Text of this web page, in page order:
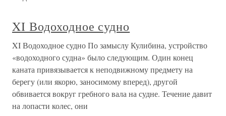
XI Водоходное судно
XI Водоходное судно По замыслу Кулибина, устройство
«водоходного судна» было следующим. Один конец
каната привязывается к неподвижному предмету на
берегу (или якорю, заносимому вперед), другой
обвивается вокруг гребного вала на судне. Течение давит
на лопасти колес, они